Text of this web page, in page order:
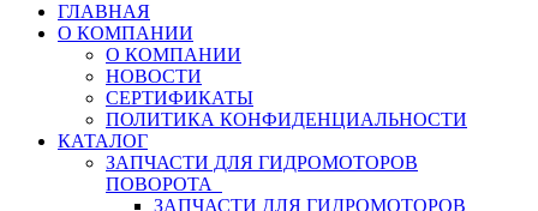
ГЛАВНАЯ
О КОМПАНИИ
О КОМПАНИИ
НОВОСТИ
СЕРТИФИКАТЫ
ПОЛИТИКА КОНФИДЕНЦИАЛЬНОСТИ
КАТАЛОГ
ЗАПЧАСТИ ДЛЯ ГИДРОМОТОРОВ
ПОВОРОТА
ЗАПЧАСТИ ДЛЯ ГИДРОМОТОРОВ